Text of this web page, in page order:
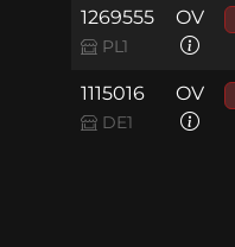
1269555
PL1
OV
1115016
DE1
OV